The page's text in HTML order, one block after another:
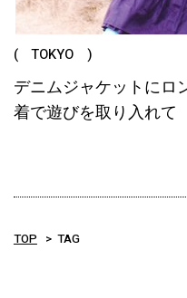
( TOKYO )
デニムジャケットにロ
着で遊びを取り入れて
TOP TAG